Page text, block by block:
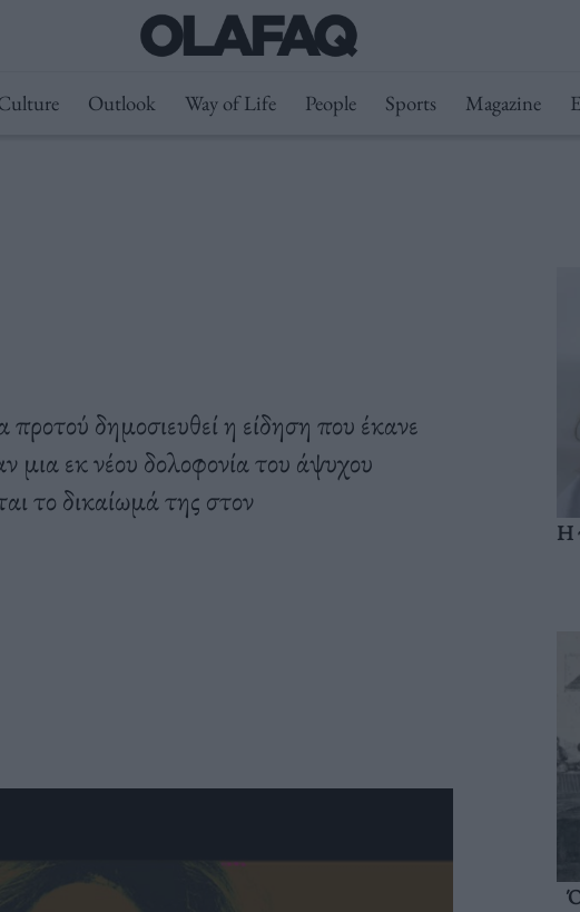
Outlook Way of Life People Sports Magazine
προτού δημοσιευθεί η είδηση που έκανε
εκ νέου δολοφονία του άψυχου
το δικαίωμά της στον
Η